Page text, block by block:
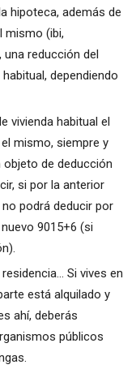
hipoteca, además de
mismo (ibi,
reducción del
dependiendo
vivienda habitual el
mismo, siempre y
de deducción
si por la anterior
podrá deducir por
9015+6 (si
Si vives en
está alquilado y
ahí, deberás
públicos